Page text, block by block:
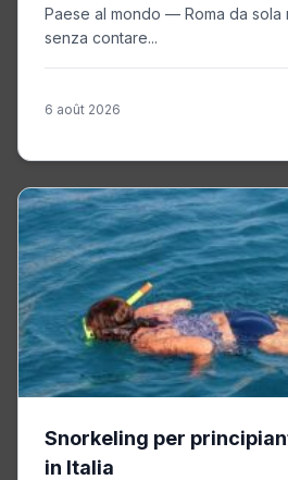
Paese al mondo — Roma da sola
senza contare...
6 août 2026
Snorkeling per
in Italia